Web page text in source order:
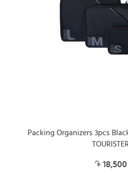
Packing Organizers 3pcs
TOURISTER
18,500